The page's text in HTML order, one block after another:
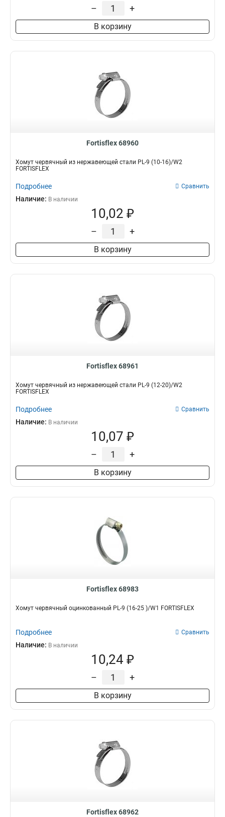
– +
В корзину
Fortisflex 68960
Хомут червячный из нержавеющей стали PL-9 (10-16)/W2
FORTISFLEX
Подробнее Сравнить
Наличие: В наличии
10,02 ₽
– +
В корзину
Fortisflex 68961
Хомут червячный из нержавеющей стали PL-9 (12-20)/W2
FORTISFLEX
Подробнее Сравнить
Наличие: В наличии
10,07 ₽
– +
В корзину
Fortisflex 68983
Хомут червячный оцинкованный PL-9 (16-25 )/W1 FORTISFLEX
Подробнее Сравнить
Наличие: В наличии
10,24 ₽
– +
В корзину
Fortisflex 68962